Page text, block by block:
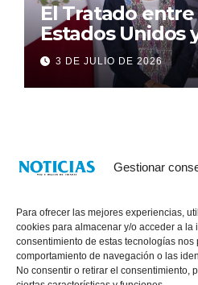
Gestionar
Para ofrecer las mejores experiencias,
cookies para almacenar y/o acceder a la
consentimiento de estas tecnologías nos
comportamiento de navegación o las
No consentir o retirar el consentimiento,
El Tratado entre
Estados Unidos
MEC) se
2036:
Sheinbaum
3 DE JULIO DE 2026